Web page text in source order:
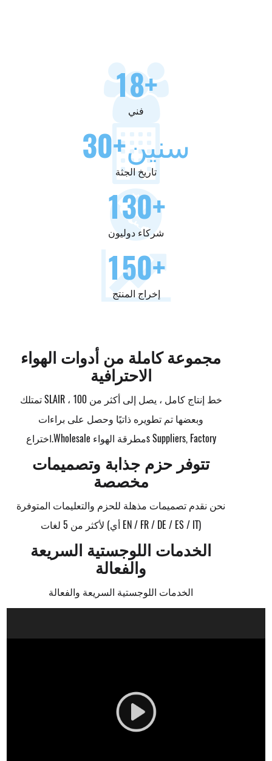
18+
فني
30 +سنين
تاريخ الجثة
130+
شركاء دوليون
150+
إخراج المنتج
مجموعة كاملة من أدوات الهواء
الاحترافية
تمتلك SLAIR خط إنتاج كامل ، يصل إلى أكثر من 100 ،
وبعضها تم تطويره ذاتيًا وحصل على براءات
اختراع.
Wholesale مطرقة الهواءs Suppliers, Factory
تتوفر حزم جذابة وتصميمات
مخصصة
نحن نقدم تصميمات مذهلة للحزم والتعليمات المتوفرة
لأكثر من 5 لغات (أي EN / FR / DE / ES / IT)
الخدمات اللوجستية السريعة
والفعالة
الخدمات اللوجستية السريعة والفعالة